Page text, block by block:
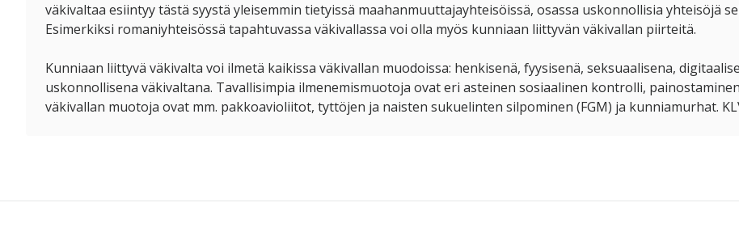
väkivaltaa esiintyy tästä syystä yleisemmin tietyissä maahanmuuttajayhteisöissä, osassa uskonnollisia yhteisöjä
Esimerkiksi romaniyhteisössä tapahtuvassa väkivallassa voi olla myös kunniaan liittyvän väkivallan piirteitä.
Kunniaan liittyvä väkivalta voi ilmetä kaikissa väkivallan muodoissa: henkisenä, fyysisenä, seksuaalisena,
uskonnollisena väkivaltana. Tavallisimpia ilmenemismuotoja ovat eri asteinen sosiaalinen kontrolli,
väkivallan muotoja ovat mm. pakkoavioliitot, tyttöjen ja naisten sukuelinten silpominen (FGM) ja kunniamurhat.